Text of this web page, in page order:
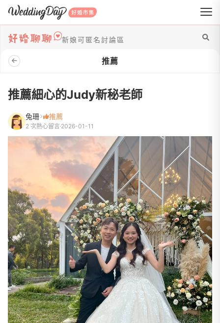
WeddingDay 好婚市集
新娘可匿名討論區
推薦
推薦細心的Judy新秘老師
兔珊 推薦
2 次熱心留言 2026-01-11